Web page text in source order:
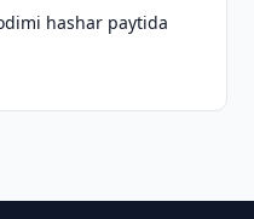
hashar paytida